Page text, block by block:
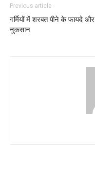
Previous article
गर्मियों में शरबत पीने के फायदे और
नुकसान